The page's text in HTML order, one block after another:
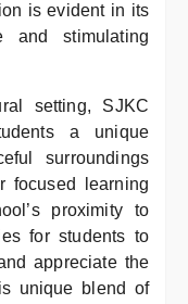
is evident in its
and stimulating
setting, SJKC
a unique
surroundings
focused learning
proximity to
for students to
appreciate the
unique blend of